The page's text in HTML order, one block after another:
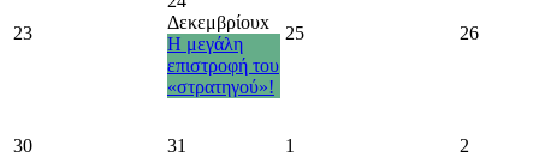
23
Δεκεμβρίουx
Η μεγάλη
επιστροφή του
«στρατηγού»!
25 26
30 31 1 2